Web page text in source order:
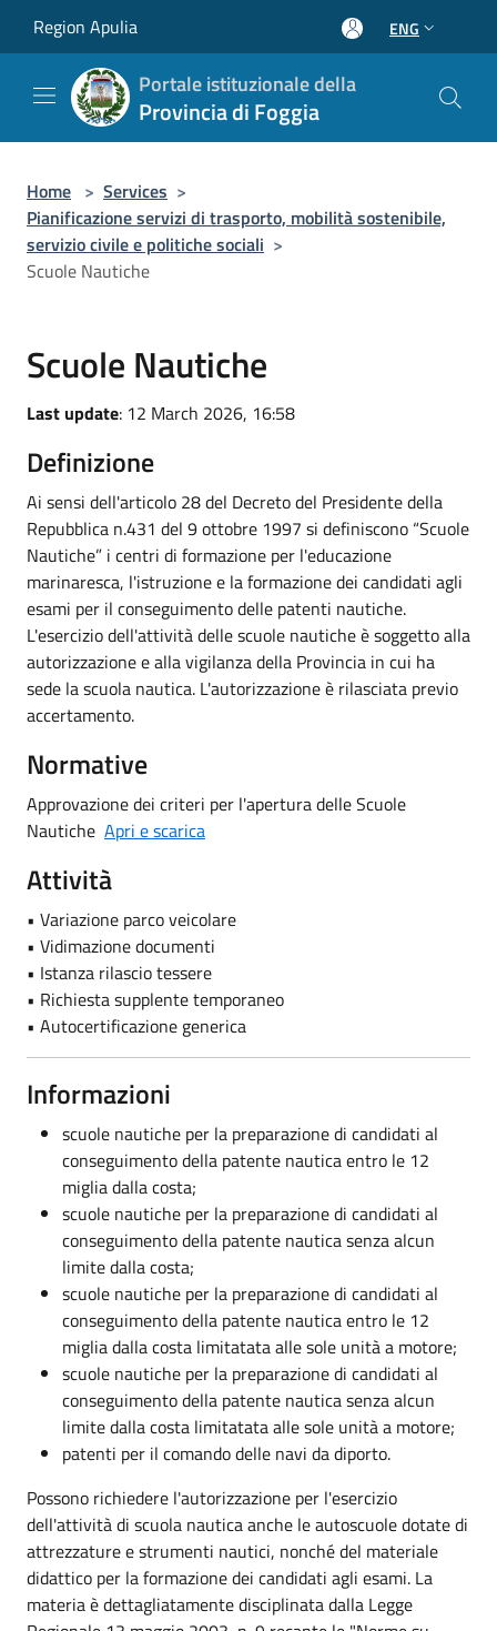
Region Apulia ENG
Portale istituzionale della
Provincia di Foggia
Home > Services >
Pianificazione servizi di trasporto, mobilità sostenibile,
servizio civile e politiche sociali >
Scuole Nautiche
Scuole Nautiche
Last update: 12 March 2026, 16:58
Definizione
Ai sensi dell'articolo 28 del Decreto del Presidente della
Repubblica n.431 del 9 ottobre 1997 si definiscono “Scuole
Nautiche” i centri di formazione per l'educazione
marinaresca, l'istruzione e la formazione dei candidati agli
esami per il conseguimento delle patenti nautiche.
L'esercizio dell'attività delle scuole nautiche è soggetto alla
autorizzazione e alla vigilanza della Provincia in cui ha
sede la scuola nautica. L'autorizzazione è rilasciata previo
accertamento.
Normative
Approvazione dei criteri per l'apertura delle Scuole
Nautiche Apri e scarica
Attività
• Variazione parco veicolare
• Vidimazione documenti
• Istanza rilascio tessere
• Richiesta supplente temporaneo
• Autocertificazione generica
Informazioni
scuole nautiche per la preparazione di candidati al
conseguimento della patente nautica entro le 12
miglia dalla costa;
scuole nautiche per la preparazione di candidati al
conseguimento della patente nautica senza alcun
limite dalla costa;
scuole nautiche per la preparazione di candidati al
conseguimento della patente nautica entro le 12
miglia dalla costa limitatata alle sole unità a motore;
scuole nautiche per la preparazione di candidati al
conseguimento della patente nautica senza alcun
limite dalla costa limitatata alle sole unità a motore;
patenti per il comando delle navi da diporto.
Possono richiedere l'autorizzazione per l'esercizio
dell'attività di scuola nautica anche le autoscuole dotate di
attrezzature e strumenti nautici, nonché del materiale
didattico per la formazione dei candidati agli esami. La
materia è dettagliatamente disciplinata dalla Legge